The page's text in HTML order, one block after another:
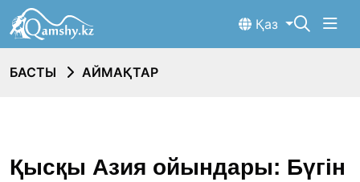
Қаз
БАСТЫ АЙМАҚТАР
Қысқы Азия ойындары: Бүгін